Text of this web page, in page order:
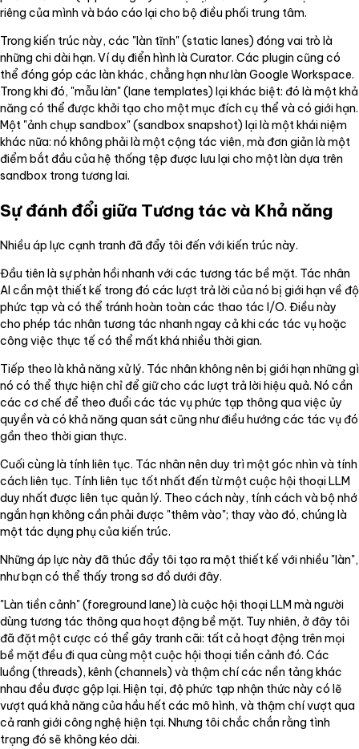
riêng của mình và báo cáo lại cho bộ điều phối trung tâm.
Trong kiến trúc này, các "làn tĩnh" (static lanes) đóng vai trò là
những chi dài hạn. Ví dụ điển hình là Curator. Các plugin cũng có
thể đóng góp các làn khác, chẳng hạn như làn Google Workspace.
Trong khi đó, "mẫu làn" (lane templates) lại khác biệt: đó là một khả
năng có thể được khởi tạo cho một mục đích cụ thể và có giới hạn.
Một "ảnh chụp sandbox" (sandbox snapshot) lại là một khái niệm
khác nữa: nó không phải là một cộng tác viên, mà đơn giản là một
điểm bắt đầu của hệ thống tệp được lưu lại cho một làn dựa trên
sandbox trong tương lai.
Sự đánh đổi giữa Tương tác và Khả năng
Nhiều áp lực cạnh tranh đã đẩy tôi đến với kiến trúc này.
Đầu tiên là sự phản hồi nhanh với các tương tác bề mặt. Tác nhân
AI cần một thiết kế trong đó các lượt trả lời của nó bị giới hạn về độ
phức tạp và có thể tránh hoàn toàn các thao tác I/O. Điều này
cho phép tác nhân tương tác nhanh ngay cả khi các tác vụ hoặc
công việc thực tế có thể mất khá nhiều thời gian.
Tiếp theo là khả năng xử lý. Tác nhân không nên bị giới hạn những gì
nó có thể thực hiện chỉ để giữ cho các lượt trả lời hiệu quả. Nó cần
các cơ chế để theo đuổi các tác vụ phức tạp thông qua việc ủy
quyền và có khả năng quan sát cũng như điều hướng các tác vụ đó
gần theo thời gian thực.
Cuối cùng là tính liên tục. Tác nhân nên duy trì một góc nhìn và tính
cách liên tục. Tính liên tục tốt nhất đến từ một cuộc hội thoại LLM
duy nhất được liên tục quản lý. Theo cách này, tính cách và bộ nhớ
ngắn hạn không cần phải được "thêm vào"; thay vào đó, chúng là
một tác dụng phụ của kiến trúc.
Những áp lực này đã thúc đẩy tôi tạo ra một thiết kế với nhiều "làn",
như bạn có thể thấy trong sơ đồ dưới đây.
"Làn tiền cảnh" (foreground lane) là cuộc hội thoại LLM mà người
dùng tương tác thông qua hoạt động bề mặt. Tuy nhiên, ở đây tôi
đã đặt một cược có thể gây tranh cãi: tất cả hoạt động trên mọi
bề mặt đều đi qua cùng một cuộc hội thoại tiền cảnh đó. Các
luồng (threads), kênh (channels) và thậm chí các nền tảng khác
nhau đều được gộp lại. Hiện tại, độ phức tạp nhận thức này có lẽ
vượt quá khả năng của hầu hết các mô hình, và thậm chí vượt qua
cả ranh giới công nghệ hiện tại. Nhưng tôi chắc chắn rằng tình
trạng đó sẽ không kéo dài.